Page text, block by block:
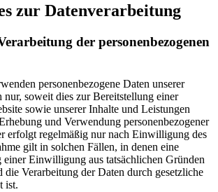
zur Datenverarbeitung
der personenbezogenen
personenbezogene Daten unserer
nur, soweit dies zur Bereitstellung einer
sowie unserer Inhalte und Leistungen
und Verwendung personenbezogener
erfolgt regelmäßig nur nach Einwilligung des
gilt in solchen Fällen, in denen eine
Einwilligung aus tatsächlichen Gründen
Verarbeitung der Daten durch gesetzliche
ist.